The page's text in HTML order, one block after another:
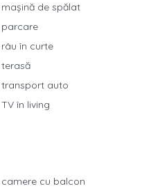
mașină de spălat
parcare
râu în curte
terasă
transport auto
TV în living
camere cu balcon